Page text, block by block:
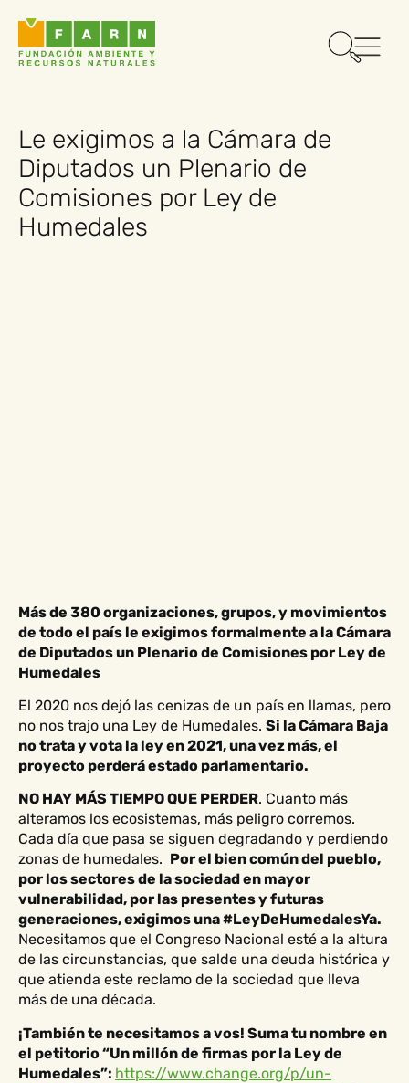
Le exigimos a la Cámara de
Diputados un Plenario de
Comisiones por Ley de
Humedales
Más de 380 organizaciones, grupos, y movimientos
de todo el país le exigimos formalmente a la Cámara
de Diputados un Plenario de Comisiones por Ley de
Humedales
El 2020 nos dejó las cenizas de un país en llamas, pero
no nos trajo una Ley de Humedales. Si la Cámara Baja
no trata y vota la ley en 2021, una vez más, el
proyecto perderá estado parlamentario.
NO HAY MÁS TIEMPO QUE PERDER. Cuanto más
alteramos los ecosistemas, más peligro corremos.
Cada día que pasa se siguen degradando y perdiendo
zonas de humedales. Por el bien común del pueblo,
por los sectores de la sociedad en mayor
vulnerabilidad, por las presentes y futuras
generaciones, exigimos una #LeyDeHumedalesYa.
Necesitamos que el Congreso Nacional esté a la altura
de las circunstancias, que salde una deuda histórica y
que atienda este reclamo de la sociedad que lleva
más de una década.
¡También te necesitamos a vos! Suma tu nombre en
el petitorio “Un millón de firmas por la Ley de
Humedales”: https://www.change.org/p/un-